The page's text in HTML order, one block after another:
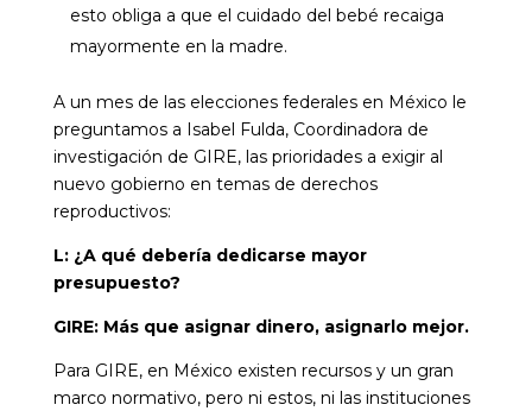
esto obliga a que el cuidado del bebé recaiga
mayormente en la madre.
A un mes de las elecciones federales en México le
preguntamos a Isabel Fulda, Coordinadora de
investigación de GIRE, las prioridades a exigir al
nuevo gobierno en temas de derechos
reproductivos:
L: ¿A qué debería dedicarse mayor
presupuesto?
GIRE: Más que asignar dinero, asignarlo mejor.
Para GIRE, en México existen recursos y un gran
marco normativo, pero ni estos, ni las instituciones